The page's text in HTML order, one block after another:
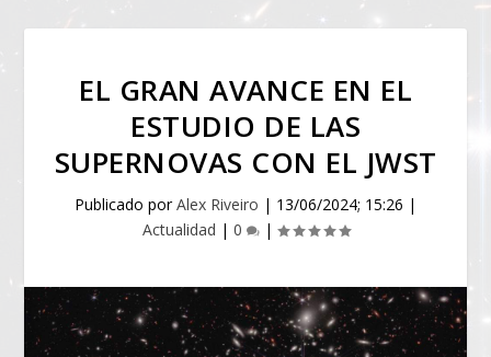
EL GRAN AVANCE EN EL
ESTUDIO DE LAS
SUPERNOVAS CON EL JWST
Publicado porAlex Riveiro | 13/06/2024; 15:26 |
Actualidad | 0 |